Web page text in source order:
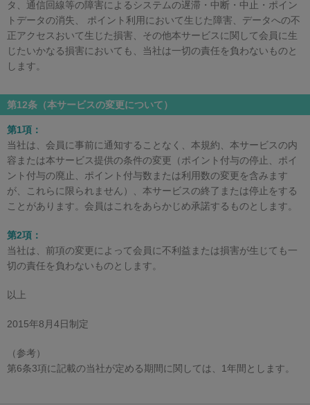
タ、通信回線等の障害によるシステムの遅滞・中断・中止・ポイン
トデータの消失、 ポイント利用において生じた障害、データへの不
正アクセスおいて生じた損害、その他本サービスに関して会員に生
じたいかなる損害においても、当社は一切の責任を負わないものと
します。
第12条（本サービスの変更について）
第1項：
当社は、会員に事前に通知することなく、本規約、本サービスの内
容または本サービス提供の条件の変更（ポイント付与の停止、ポイ
ント付与の廃止、ポイント付与数または利用数の変更を含みます
が、これらに限られません）、本サービスの終了または停止をする
ことがあります。会員はこれをあらかじめ承諾するものとします。
第2項：
当社は、前項の変更によって会員に不利益または損害が生じても一
切の責任を負わないものとします。
以上
2015年8月4日制定
（参考）
第6条3項に記載の当社が定める期間に関しては、1年間とします。